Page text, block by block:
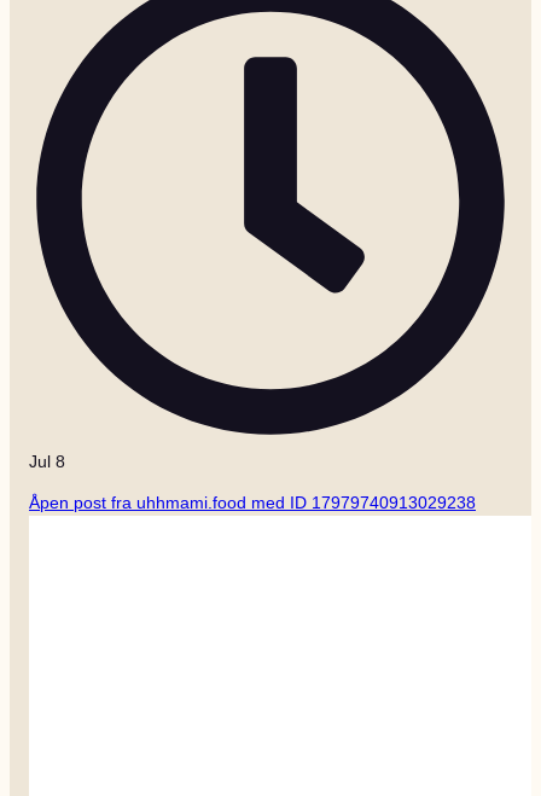
Jul 8
Åpen post fra uhhmami.food med ID 17979740913029238